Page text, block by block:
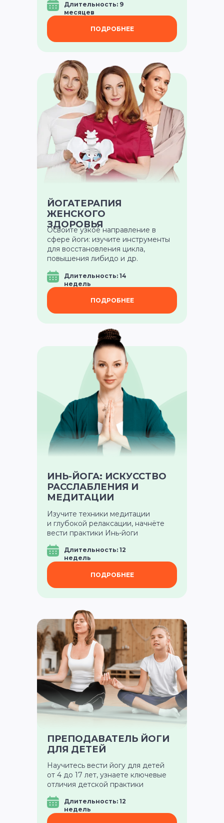
ЙОГАТЕРАПИЯ
ЖЕНСКОГО
ЗДОРОВЬЯ
Освоите узкое направление в
сфере йоги: изучите инструменты
для восстановления цикла,
повышения либидо и др.
Длительность: 14
недель
ПОДРОБНЕЕ
ИНЬ-ЙОГА: ИСКУССТВО
РАССЛАБЛЕНИЯ И
МЕДИТАЦИИ
Изучите техники медитации
и глубокой релаксации, начнёте
вести практики Инь-йоги
Длительность: 12
недель
Длительность: 9
месяцев
ПОДРОБНЕЕ
Длительность: 12
недель
Научитесь вести йогу для детей
от 4 до 17 лет, узнаете ключевые
отличия детской практики
ПРЕПОДАВАТЕЛЬ ЙОГИ
ДЛЯ ДЕТЕЙ
ПОДРОБНЕЕ